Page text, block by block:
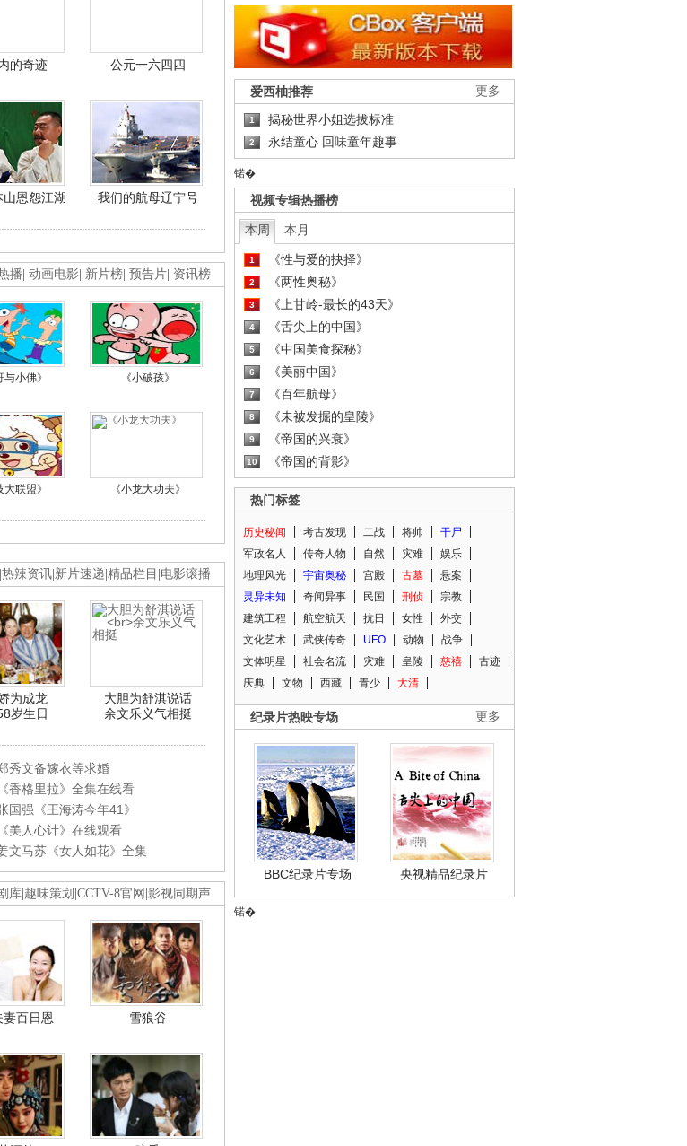
的奇迹 公元一六四四
恩怨江湖 我们的航母辽宁号
播 动画电影 新片榜 预告片 资讯榜
与小佛》 《小破孩》
大联盟》 《小龙大功夫》
热辣资讯 新片速递 精品栏目 电影滚播
为成龙
岁生日
大胆为舒淇说话
余文乐义气相挺
秀文备嫁衣等求婚
香格里拉》全集在线看
国强《王海涛今年41》
美人心计》在线观看
文马苏《女人如花》全集
库 趣味策划 CCTV-8官网 影视同期声
百日恩 雪狼谷
更多
爱西柚推荐
1 揭秘世界小姐选拔标准
2 永结童心 回味童年趣事
锘�
视频专辑热播榜
本周 本月
1 《性与爱的抉择》
2 《两性奥秘》
3 《上甘岭-最长的43天》
4 《舌尖上的中国》
5 《中国美食探秘》
6 《美丽中国》
7 《百年航母》
8 《未被发掘的皇陵》
9 《帝国的兴衰》
10 《帝国的背影》
热门标签
历史秘闻 考古发现 二战 将帅
干尸
军政名人
传奇人物 自然 灾难
娱乐
地理风光
宇宙奥秘 宫殿 古墓
悬案
灵异未知
奇闻异事 民国 刑侦
宗教
建筑工程
航空航天 抗日 女性
外交
文化艺术
武侠传奇 UFO 动物
战争
文体明星
社会名流 灾难 皇陵 慈禧
古迹
庆典
文物 西藏 青少 大清
更多
纪录片热映专场
BBC纪录片专场 央视精品纪录片
锘�